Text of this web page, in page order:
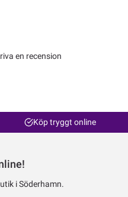
en recension
Köp tryggt online
i Söderhamn.